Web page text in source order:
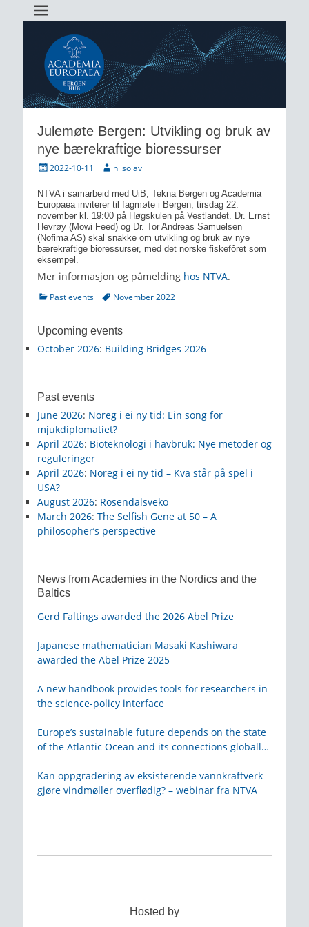
Julemøte Bergen: Utvikling og bruk av
nye bærekraftige bioressurser
Posted2022-10-11 Authornilsolav
NTVA i samarbeid med UiB, Tekna Bergen og Academia
Europaea inviterer til fagmøte i Bergen, tirsdag 22.
november kl. 19:00 på Høgskulen på Vestlandet. Dr. Ernst
Hevrøy (Mowi Feed) og Dr. Tor Andreas Samuelsen
(Nofima AS) skal snakke om utvikling og bruk av nye
bærekraftige bioressurser, med det norske fiskefôret som
eksempel.
Mer informasjon og påmelding hos NTVA.
Categories
Past events TagsNovember 2022
Upcoming events
October 2026: Building Bridges 2026
Past events
June 2026: Noreg i ei ny tid: Ein song for
mjukdiplomatiet?
April 2026: Bioteknologi i havbruk: Nye metoder og
reguleringer
April 2026: Noreg i ei ny tid – Kva står på spel i
USA?
August 2026: Rosendalsveko
March 2026: The Selfish Gene at 50 – A
philosopher’s perspective
News from Academies in the Nordics and the
Baltics
Gerd Faltings awarded the 2026 Abel Prize
Japanese mathematician Masaki Kashiwara
awarded the Abel Prize 2025
A new handbook provides tools for researchers in
the science-policy interface
Europe’s sustainable future depends on the state
of the Atlantic Ocean and its connections globally
Kan oppgradering av eksisterende vannkraftverk
gjøre vindmøller overflødig? – webinar fra NTVA
Hosted by